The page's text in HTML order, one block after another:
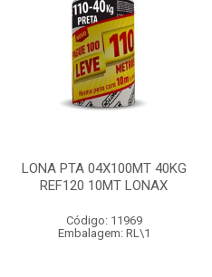
LONA PTA 04X100MT 40KG
REF120 10MT LONAX
Código: 11969
Embalagem: RL\1